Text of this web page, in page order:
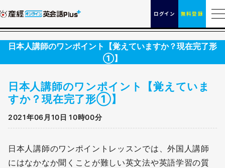
ログイン 無料登録
日本人講師のワンポイント【覚えていますか？現在完了形
①】
日本人講師のワンポイント【覚えていま
すか？現在完了形①】
2021年06月10日 10時00分
日本人講師のワンポイントレッスンでは、外国人講師
にはなかなか聞くことが難しい英文法や英語学習の質